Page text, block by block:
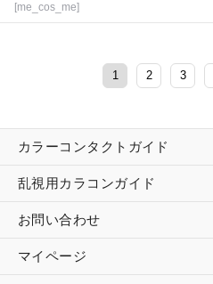
[me_cos_me]
1 2 3
カラーコンタクトガイド
乱視用カラコンガイド
お問い合わせ
マイページ